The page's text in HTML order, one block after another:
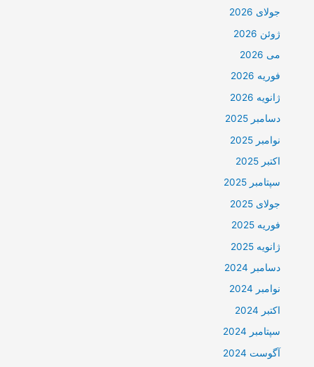
جولای 2026
ژوئن 2026
می 2026
فوریه 2026
ژانویه 2026
دسامبر 2025
نوامبر 2025
اکتبر 2025
سپتامبر 2025
جولای 2025
فوریه 2025
ژانویه 2025
دسامبر 2024
نوامبر 2024
اکتبر 2024
سپتامبر 2024
آگوست 2024